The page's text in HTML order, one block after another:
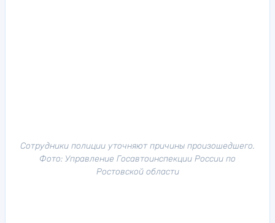
Сотрудники полиции уточняют причины произошедшего.
Фото: Управление Госавтоинспекции России по
Ростовской области